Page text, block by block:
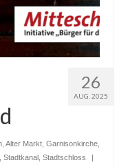
26
AUG. 2025
Alter Markt Garnisonkirche
Stadtkanal Stadtschloss
|